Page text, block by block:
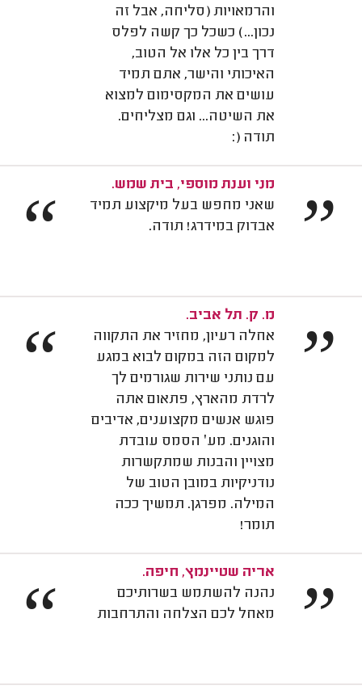
והרמאויות (סליחה, אבל זה
נכון...) כשכל כך קשה לפלס
דרך בין כל אלו אל הטוב,
האיכותי והישר, אתם תמיד
עושים את המקסימום למצוא
את השיטה... וגם מצליחים.
תודה (:
”
מני וענת מוספי, בית שמש.
שאני מחפש בעל מיקצוע תמיד
אבדוק במידרג! תודה.
“
”
מ. ק. תל אביב.
אחלה רעיון, מחזיר את התקווה
למקום הזה במקום לבוא במגע
עם נותני שירות שגורמים לך
לרדת מהארץ, פתאום אתה
פוגש אנשים מקצוענים, אדיבים
והוגנים. מע׳ הסמס עובדת
מצויין והבנות שמתקשרות
נודניקיות במובן הטוב של
המילה. מפרגן. תמשיך ככה
תומר!
“
”
אריה שטיינמץ, חיפה.
נהנה להשתמש בשרותיכם
מאחל לכם הצלחה והתרחבות
“